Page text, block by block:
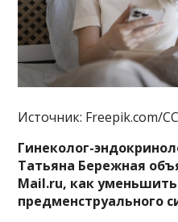
Источник: Freepik.com/
Гинеколог-
Татьяна Бережная
Mail.ru, как
предменструального